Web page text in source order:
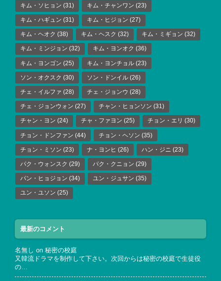
キム・ソヒョン (31) キム・チャンワン (23)
キム・ハギュン (31) キム・ヒジョン (27)
キム・ヘオク (38) キム・ヘスク (32) キム・ミギョン (32)
キム・ミンジョン (32) キム・ヨンオク (36)
キム・ヨンゴン (25) キム・ヨンチョル (23)
ソン・オクスク (30) ソン・ドンイル (26)
チェ・イルファ (28) チェ・ジョンウ (28)
チェ・ジョンウォン (27) チャン・ヒョンソン (31)
チャン・ヨン (24) チャ・ファヨン (25) チョン・エリ (30)
チョン・ドンファン (44) チョン・ヘソン (35)
チョン・ミソン (23) ナ・ヨンヒ (26) ハン・ジニ (23)
パク・ウォンスク (29) パク・クニョン (29)
パン・ヒョジョン (34) ユン・ジュサン (35)
ユン・ユソン (25)
最新のコメント
名無し on 秘密の校庭
又韓流ドラマを制作して下さい。次回からは秘密の校庭で生徒役
の…